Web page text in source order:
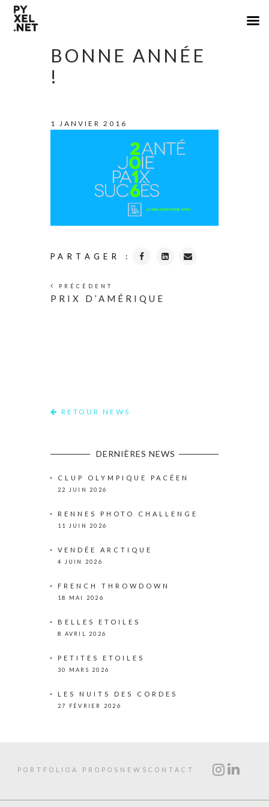
BONNE ANNÉE
!
1 JANVIER 2016
PARTAGER :
PRÉCÉDENT
PRIX D’AMÉRIQUE
RETOUR NEWS
DERNIÈRES NEWS
CLUP OLYMPIQUE PACÉEN
22 JUIN 2026
RENNES PHOTO CHALLENGE
11 JUIN 2026
VENDÉE ARCTIQUE
4 JUIN 2026
FRENCH THROWDOWN
18 MAI 2026
BELLES ETOILES
8 AVRIL 2026
PETITES ETOILES
30 MARS 2026
LES NUITS DES CORDES
27 FÉVRIER 2026
PORTFOLIO A PROPOS NEWS CONTACT